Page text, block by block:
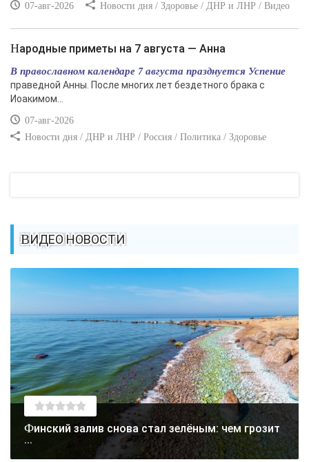
07-авг-2026 Новости дня / Здоровье / ДНР и ЛНР / Видео
Народные приметы на 7 августа — Анна
В православном календаре 7 августа празднуется Успение
праведной Анны. После многих лет бездетного брака с
Иоакимом...
07-авг-2026
Новости дня / ДНР и ЛНР / Россия / Политика / Здоровье
ВИДЕО НОВОСТИ
Финский залив снова стал зелёным: чем грозит
...